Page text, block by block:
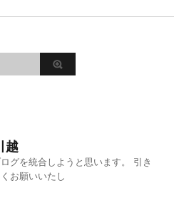
越
グを統合しようと思います。 引き
お願いいたし